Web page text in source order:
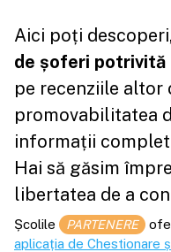
Aici poți
de șoferi
pe recenziile altor
promovabilitatea
informații
Hai să găsim
libertatea de a
Școlile PARTENERE
aplicația de Chestionare